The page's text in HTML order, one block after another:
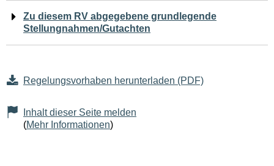
Seiteninhalt
Zu diesem RV abgegebene grundlegende
Stellungnahmen/Gutachten
Regelungsvorhaben herunterladen (PDF)
Inhalt dieser Seite melden
(Mehr Informationen)